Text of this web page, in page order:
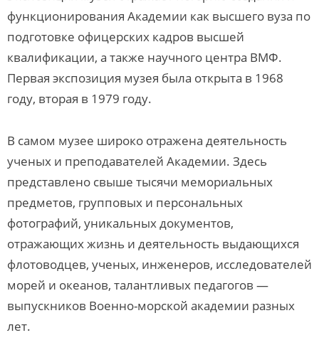
функционирования Академии как высшего вуза по
подготовке офицерских кадров высшей
квалификации, а также научного центра ВМФ.
Первая экспозиция музея была открыта в 1968
году, вторая в 1979 году.
В самом музее широко отражена деятельность
ученых и преподавателей Академии. Здесь
представлено свыше тысячи мемориальных
предметов, групповых и персональных
фотографий, уникальных документов,
отражающих жизнь и деятельность выдающихся
флотоводцев, ученых, инженеров, исследователей
морей и океанов, талантливых педагогов —
выпускников Военно-морской академии разных
лет.